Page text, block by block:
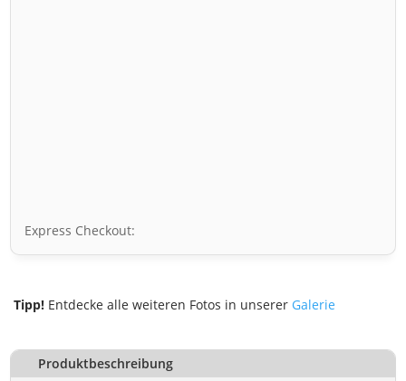
Express Checkout:
Tipp! Entdecke alle weiteren Fotos in unserer Galerie
Produktbeschreibung